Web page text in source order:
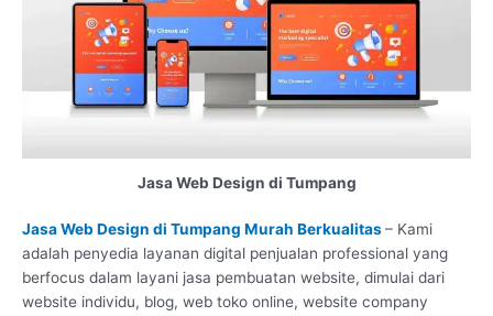
Jasa Web Design di Tumpang
Jasa Web Design di Tumpang Murah Berkualitas– Kami
adalah penyedia layanan digital penjualan professional yang
berfocus dalam layani jasa pembuatan website, dimulai dari
website individu, blog, web toko online, website company